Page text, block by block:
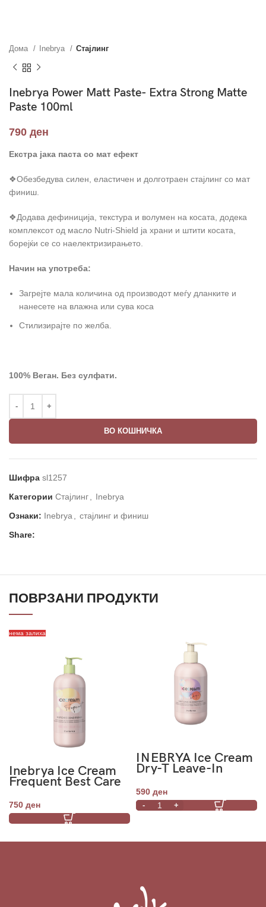
Дома Inebrya Стајлинг
Inebrya Power Matt Paste- Extra Strong Matte
Paste 100ml
790 ден
Екстра јака паста со мат ефект
❖Обезбедува силен, еластичен и долготраен стајлинг со мат
финиш.
❖Додава дефиниција, текстура и волумен на косата, додека
комплексот од масло Nutri-Shield ја храни и штити косата,
борејќи се со наелектризирањето.
Начин на употреба:
Загрејте мала количина од производот меѓу дланките и
нанесете на влажна или сува коса
Стилизирајте по желба.
100% Веган. Без сулфати.
ВО КОШНИЧКА
Шифра sl1257
Категории Стајлинг
Inebrya
Ознаки: Inebrya
стајлинг и финиш
Share:
ПОВРЗАНИ ПРОДУКТИ
нема залиха
Inebrya Ice Cream
Frequent Best Care
Conditioner 1000
mL
750 ден
INEBRYA Ice Cream
Dry-T Leave-In
Conditioner 300ml
590 ден